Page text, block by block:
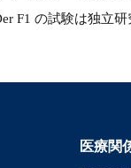
F1 の試験は独立研
医療関